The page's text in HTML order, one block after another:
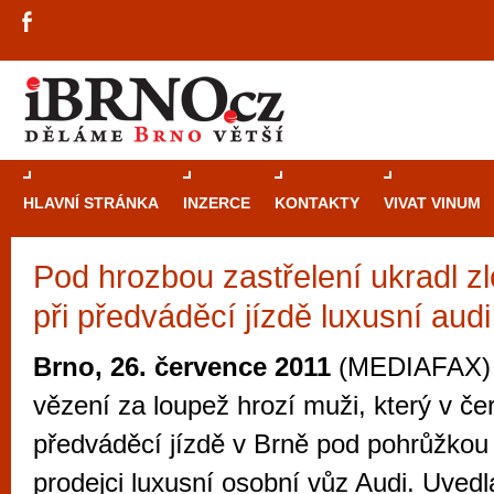
HLAVNÍ STRÁNKA INZERCE KONTAKTY VIVAT VINUM
Pod hrozbou zastřelení ukradl
při předváděcí jízdě luxusní audi
Brno, 26. července 2011
vězení za loupež hrozí muži, který v
předváděcí jízdě v Brně pod
prodejci luxusní osobní vůz Audi.
Průvodce
Brně: Od
Brno je
zajímavé
restaurace,
Mimo jiné je ale také místem, kde si